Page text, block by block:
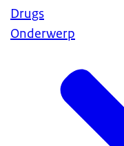
Drugs
Onderwerp